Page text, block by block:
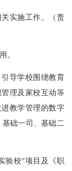
实施工作。（责
。
导学校围绕教育
理及家校互动等
教学管理的数字
础一司、基础二
校”项目及《职